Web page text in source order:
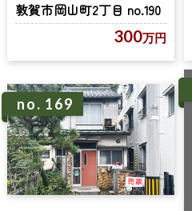
敦賀市岡山町2丁目 no.190
300万円
no. 169